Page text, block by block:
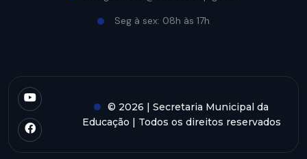
Seg à sex: 08h às 17h
© 2026 | Secretaria Municipal da
Educação | Todos os direitos reservados